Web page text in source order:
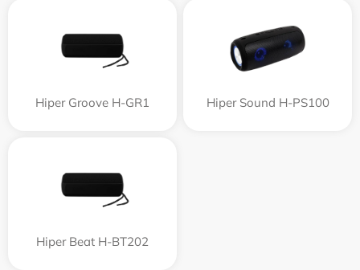
Hiper Groove H-GR1 Hiper Sound H-PS100
Hiper Beat H-BT202